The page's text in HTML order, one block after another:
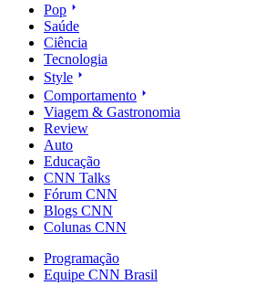
Pop
Saúde
Ciência
Tecnologia
Style
Comportamento
Viagem & Gastronomia
Review
Auto
Educação
CNN Talks
Fórum CNN
Blogs CNN
Colunas CNN
Programação
Equipe CNN Brasil